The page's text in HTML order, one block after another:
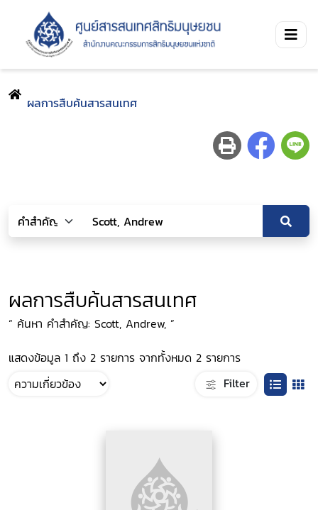
ผลการสืบค้นสารสนเทศ
ผลการสืบค้นสารสนเทศ
“ ค้นหา คำสำคัญ: Scott, Andrew, ”
แสดงข้อมูล 1 ถึง 2 รายการ จากทั้งหมด 2 รายการ
Filter